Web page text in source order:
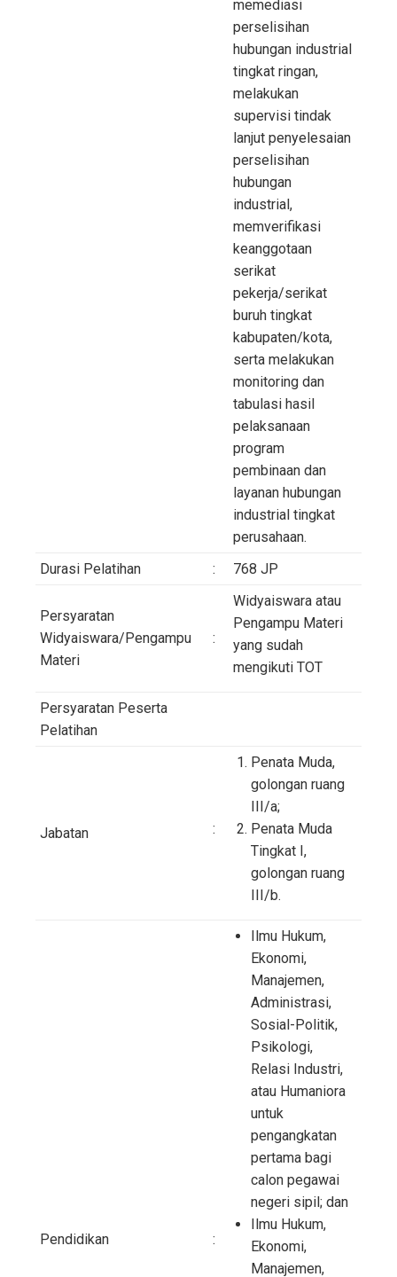
memediasi
perselisihan
hubungan industrial
tingkat ringan,
melakukan
supervisi tindak
lanjut penyelesaian
perselisihan
hubungan
industrial,
memverifikasi
keanggotaan
serikat
pekerja/serikat
buruh tingkat
kabupaten/kota,
serta melakukan
monitoring dan
tabulasi hasil
pelaksanaan
program
pembinaan dan
layanan hubungan
industrial tingkat
perusahaan.
Durasi Pelatihan
: 768 JP
Persyaratan
Widyaiswara/Pengampu
Materi
:
Widyaiswara atau
Pengampu Materi
yang sudah
mengikuti TOT
Persyaratan Peserta
Pelatihan
Jabatan :
Penata Muda,
golongan ruang
III/a;
Penata Muda
Tingkat I,
golongan ruang
III/b.
Pendidikan :
Ilmu Hukum,
Ekonomi,
Manajemen,
Administrasi,
Sosial-Politik,
Psikologi,
Relasi Industri,
atau Humaniora
untuk
pengangkatan
pertama bagi
calon pegawai
negeri sipil; dan
Ilmu Hukum,
Ekonomi,
Manajemen,